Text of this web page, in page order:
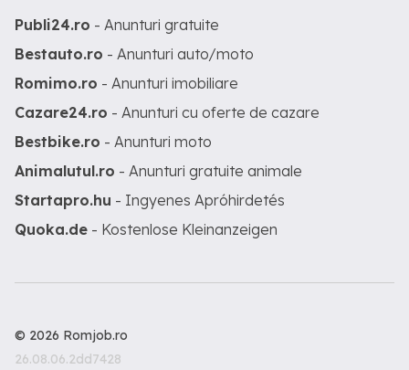
Publi24.ro - Anunturi gratuite
Bestauto.ro - Anunturi auto/moto
Romimo.ro - Anunturi imobiliare
Cazare24.ro - Anunturi cu oferte de cazare
Bestbike.ro - Anunturi moto
Animalutul.ro - Anunturi gratuite animale
Startapro.hu - Ingyenes Apróhirdetés
Quoka.de - Kostenlose Kleinanzeigen
© 2026 Romjob.ro
26.08.06.2dd7428